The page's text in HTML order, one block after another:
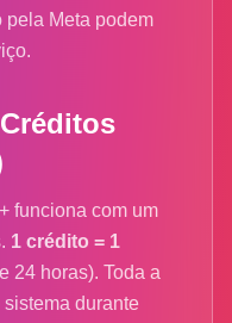
pela Meta podem
funciona com um
1 crédito = 1
24 horas). Toda a
durante